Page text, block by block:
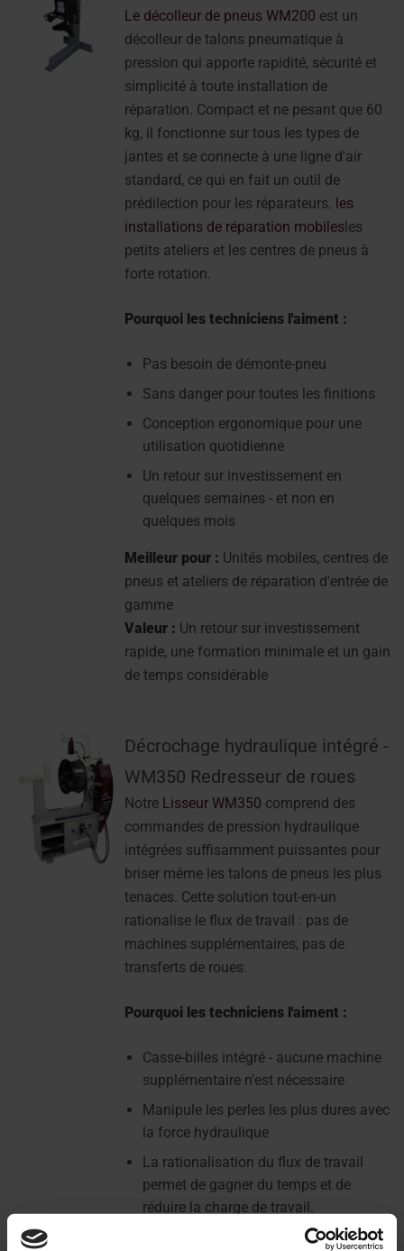
Le décolleur de pneus WM200 est un
décolleur de talons pneumatique à
pression qui apporte rapidité, sécurité et
simplicité à toute installation de
réparation. Compact et ne pesant que 60
kg, il fonctionne sur tous les types de
jantes et se connecte à une ligne d'air
standard, ce qui en fait un outil de
prédilection pour les réparateurs. les
installations de réparation mobilesles
petits ateliers et les centres de pneus à
forte rotation.
Pourquoi les techniciens l'aiment :
Pas besoin de démonte-pneu
Sans danger pour toutes les finitions
Conception ergonomique pour une
utilisation quotidienne
Un retour sur investissement en
quelques semaines - et non en
quelques mois
Meilleur pour : Unités mobiles, centres de
pneus et ateliers de réparation d'entrée de
gamme
Valeur : Un retour sur investissement
rapide, une formation minimale et un gain
de temps considérable
Décrochage hydraulique intégré -
WM350 Redresseur de roues
Notre Lisseur WM350 comprend des
commandes de pression hydraulique
intégrées suffisamment puissantes pour
briser même les talons de pneus les plus
tenaces. Cette solution tout-en-un
rationalise le flux de travail : pas de
machines supplémentaires, pas de
transferts de roues.
Pourquoi les techniciens l'aiment :
Casse-billes intégré - aucune machine
supplémentaire n'est nécessaire
Manipule les perles les plus dures avec
la force hydraulique
La rationalisation du flux de travail
permet de gagner du temps et de
réduire la charge de travail.
Conçu pour le volume - idéal pour les